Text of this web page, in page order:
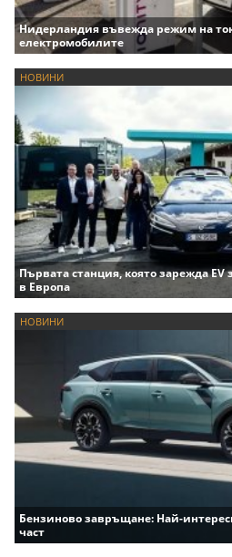
Нидерландия въвежда режим на
електромобилите
НОВИНИ
Първата станция, която зарежда
в Европа
НОВИНИ
Бензиново завръщане: Най-
част